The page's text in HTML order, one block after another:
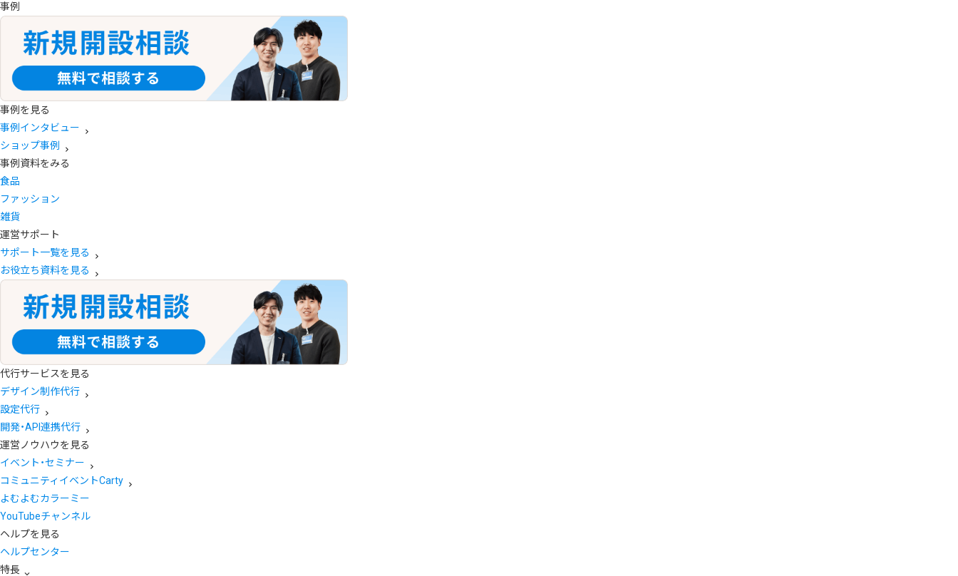
事例
事例を見る
事例インタビュー
ショップ事例
事例資料をみる
食品
ファッション
雑貨
運営サポート
サポート一覧を見る
お役立ち資料を見る
代行サービスを見る
デザイン制作代行
設定代行
開発・API連携代行
運営ノウハウを見る
イベント・セミナー
コミュニティイベントCarty
よむよむカラーミー
YouTubeチャンネル
ヘルプを見る
ヘルプセンター
特長